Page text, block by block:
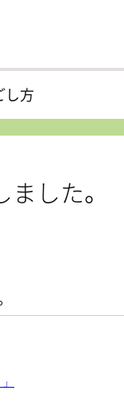
し方
した。